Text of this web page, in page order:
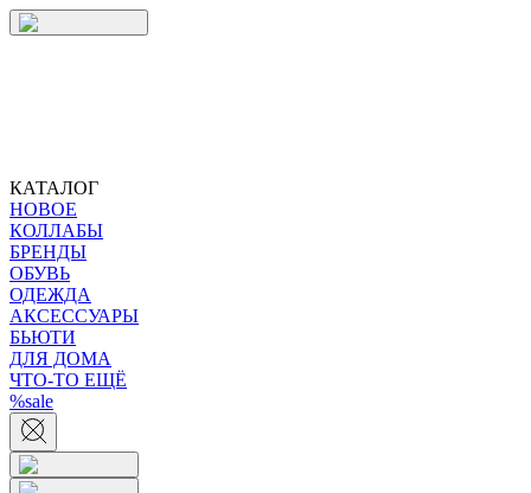
КАТАЛОГ
НОВОЕ
КОЛЛАБЫ
БРЕНДЫ
ОБУВЬ
ОДЕЖДА
АКСЕССУАРЫ
БЬЮТИ
ДЛЯ ДОМА
ЧТО-ТО ЕЩЁ
%sale